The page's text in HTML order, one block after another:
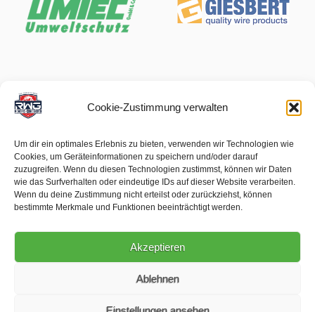
Cookie-Zustimmung verwalten
Um dir ein optimales Erlebnis zu bieten, verwenden wir Technologien wie
Cookies, um Geräteinformationen zu speichern und/oder darauf
zuzugreifen. Wenn du diesen Technologien zustimmst, können wir Daten
wie das Surfverhalten oder eindeutige IDs auf dieser Website verarbeiten.
Wenn du deine Zustimmung nicht erteilst oder zurückziehst, können
bestimmte Merkmale und Funktionen beeinträchtigt werden.
Akzeptieren
Ablehnen